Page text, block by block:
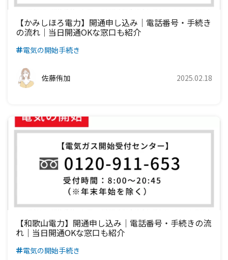
【かみしほろ電力】開通申し込み│電話番号・手続き
の流れ｜当日開通OKな窓口も紹介
電気の開始手続き
佐藤侑加 2025.02.18
【和歌山電力】開通申し込み｜電話番号・手続きの流
れ｜当日開通OKな窓口も紹介
電気の開始手続き